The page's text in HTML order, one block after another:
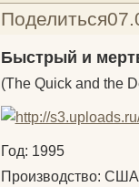
Поделиться
Быстрый и
(The Quick and the
Год: 1995
Производство: